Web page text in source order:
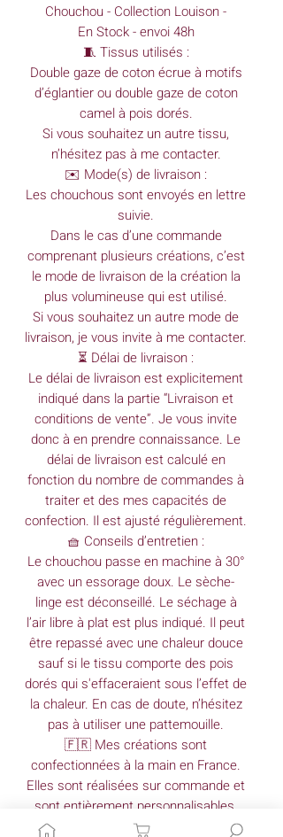
Chouchou - Collection Louison -
En Stock - envoi 48h
🧵 Tissus utilisés :
Double gaze de coton écrue à motifs
d’églantier ou double gaze de coton
camel à pois dorés.
Si vous souhaitez un autre tissu,
n’hésitez pas à me contacter.
✉️ Mode(s) de livraison :
Les chouchous sont envoyés en lettre
suivie.
Dans le cas d’une commande
comprenant plusieurs créations, c’est
le mode de livraison de la création la
plus volumineuse qui est utilisé.
Si vous souhaitez un autre mode de
livraison, je vous invite à me contacter.
⏳ Délai de livraison :
Le délai de livraison est explicitement
indiqué dans la partie “Livraison et
conditions de vente”. Je vous invite
donc à en prendre connaissance. Le
délai de livraison est calculé en
fonction du nombre de commandes à
traiter et des mes capacités de
confection. Il est ajusté régulièrement.
🧺 Conseils d’entretien :
Le chouchou passe en machine à 30°
avec un essorage doux. Le sèche-
linge est déconseillé. Le séchage à
l’air libre à plat est plus indiqué. Il peut
être repassé avec une chaleur douce
sauf si le tissu comporte des pois
dorés qui s'effaceraient sous l’effet de
la chaleur. En cas de doute, n’hésitez
pas à utiliser une pattemouille.
🇫🇷 Mes créations sont
confectionnées à la main en France.
Elles sont réalisées sur commande et
sont entièrement personnalisables.
Vous ne trouvez pas votre bonheur ou